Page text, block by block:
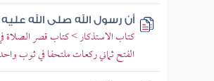
أن رسول الله صلى الله
كتاب الاستذكار > كتاب قصر
الفتح ثماني ركعات ملتحفا في ثوب